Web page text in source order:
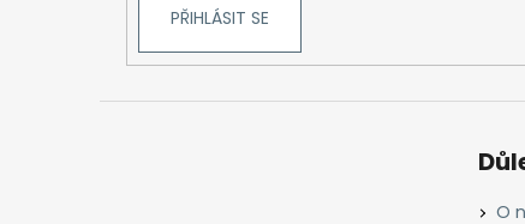
PŘIHLÁSIT SE
O